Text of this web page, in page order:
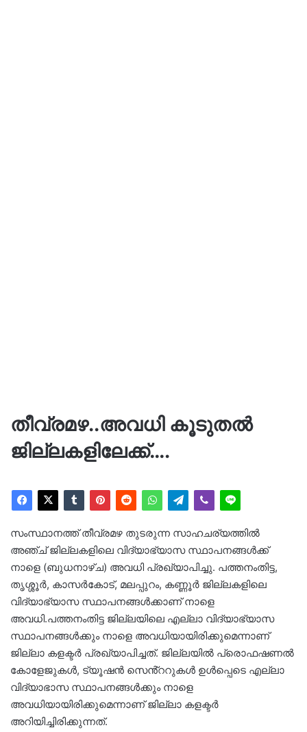
തീവ്രമഴ..അവധി കൂടുതൽ
ജില്ലകളിലേക്ക്….
സംസ്ഥാനത്ത് തീവ്രമഴ തുടരുന്ന സാഹചര്യത്തിൽ
അഞ്ച് ജില്ലകളിലെ വിദ്യാഭ്യാസ സ്ഥാപനങ്ങൾക്ക്
നാളെ (ബുധനാഴ്ച) അവധി പ്രഖ്യാപിച്ചു. പത്തനംതിട്ട,
തൃശ്ശൂർ, കാസർകോട്, മലപ്പുറം, കണ്ണൂര്‍ ജില്ലകളിലെ
വിദ്യാഭ്യാസ സ്ഥാപനങ്ങൾക്കാണ് നാളെ
അവധി.പത്തനംതിട്ട ജില്ലയിലെ എല്ലാ വിദ്യാഭ്യാസ
സ്ഥാപനങ്ങൾക്കും നാളെ അവധിയായിരിക്കുമെന്നാണ്
ജില്ലാ കളക്ടർ പ്രഖ്യാപിച്ചത്. ജില്ലയിൽ പ്രൊഫഷണൽ
കോളേജുകൾ, ട്യൂഷൻ സെൻ്ററുകൾ ഉൾപ്പെടെ എല്ലാ
വിദ്യാഭാസ സ്ഥാപനങ്ങൾക്കും നാളെ
അവധിയായിരിക്കുമെന്നാണ് ജില്ലാ കളക്ടർ
അറിയിച്ചിരിക്കുന്നത്.